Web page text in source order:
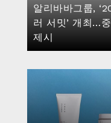
알리바바그룹,
러 서밋’ 개최…
제시